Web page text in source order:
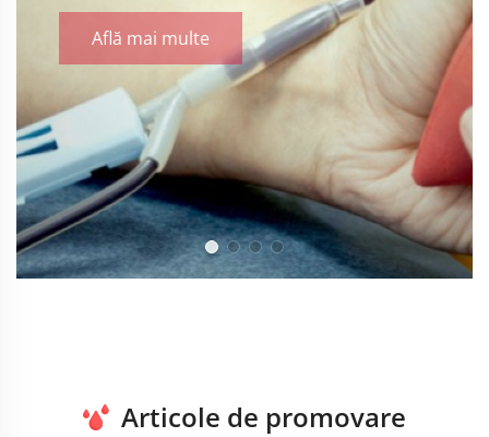
Află mai multe
Articole de promovare